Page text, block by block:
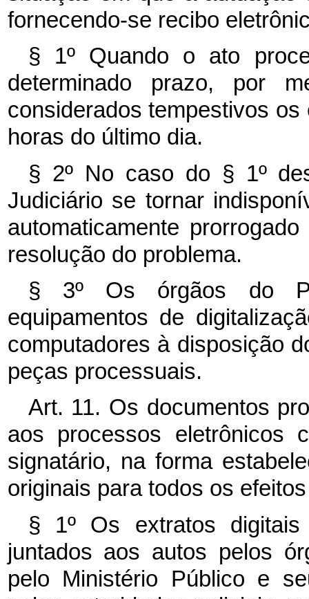
fornecendo-se recibo
§ 1º Quando o ato
determinado prazo, por
considerados tempestivos
horas do último dia.
§ 2º No caso do § 1º
Judiciário se tornar
automaticamente
resolução do problema.
§ 3º Os órgãos do
equipamentos de
computadores à disposição
peças processuais.
Art. 11. Os documentos
aos processos eletrônicos
signatário, na forma
originais para todos os
§ 1º Os extratos
juntados aos autos pelos
pelo Ministério Público e